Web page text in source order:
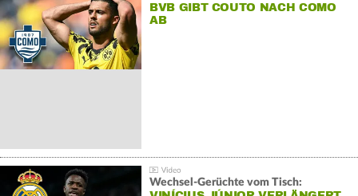
BVB GIBT COUTO NACH COMO
AB
Wechsel-Gerüchte vom Tisch: